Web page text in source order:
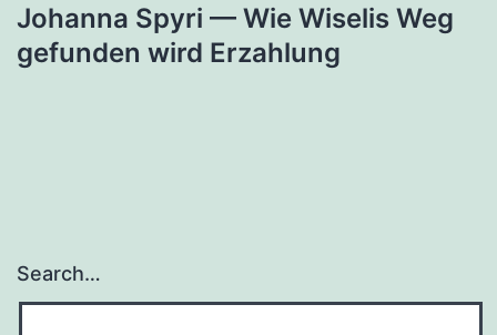
Johanna Spyri — Wie Wiselis Weg
gefunden wird Erzahlung
Search…